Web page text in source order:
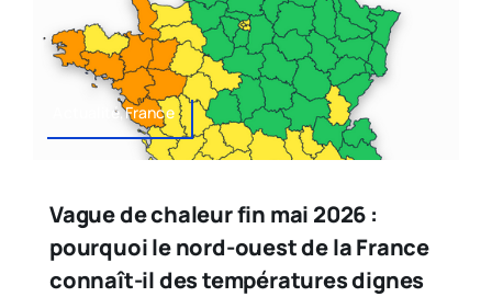
Actualité,France
Vague de chaleur fin mai 2026 :
pourquoi le nord-ouest de la France
connaît-il des températures dignes